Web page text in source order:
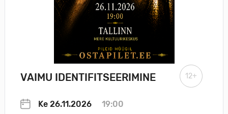
VAIMU IDENTIFITSEERIMINE
Ke 26.11.2026 19:00
12+